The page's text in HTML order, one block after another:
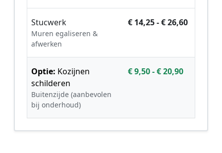
Stucwerk
Muren egaliseren &
afwerken
€ 14,25 - € 26,60
Optie: Kozijnen
schilderen
Buitenzijde (aanbevolen
bij onderhoud)
€ 9,50 - € 20,90